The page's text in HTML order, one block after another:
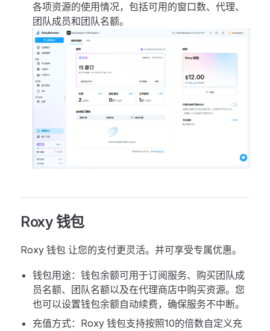
各项资源的使用情况，包括可用的窗口数、代理、
团队成员和团队名额。
Roxy 钱包
Roxy 钱包 让您的支付更灵活。并可享受专属优惠。
钱包用途：钱包余额可用于订阅服务、购买团队成
员名额、团队名额以及在代理商店中购买资源。您
也可以设置钱包余额自动续费，确保服务不中断。
充值方式：Roxy 钱包支持按照10的倍数自定义充